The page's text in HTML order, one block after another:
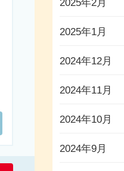
2025年2月
2025年1月
2024年12月
2024年11月
2024年10月
2024年9月